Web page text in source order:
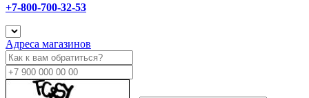
+7-800-700-32-53
Адреса магазинов